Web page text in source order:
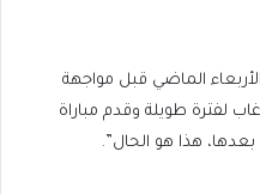
الماضي قبل مواجهة
لفترة طويلة وقدم مباراة
هذا هو الحال”.